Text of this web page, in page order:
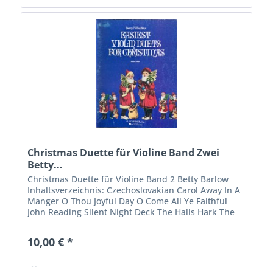
Christmas Duette für Violine Band Zwei
Betty...
Christmas Duette für Violine Band 2 Betty Barlow
Inhaltsverzeichnis: Czechoslovakian Carol Away In A
Manger O Thou Joyful Day O Come All Ye Faithful
John Reading Silent Night Deck The Halls Hark The
10,00 € *